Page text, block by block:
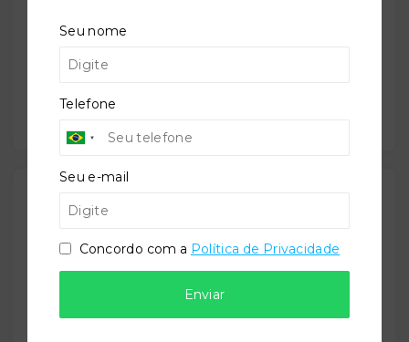
Previsão de entrega:
Localização
Avenida José Américo de Almeida Filho, 248 -
Formosa - Cabedelo/PB - 58101-180
Seu nome
Telefone
Seu e-mail
Concordo com a Política de Privacidade
Enviar